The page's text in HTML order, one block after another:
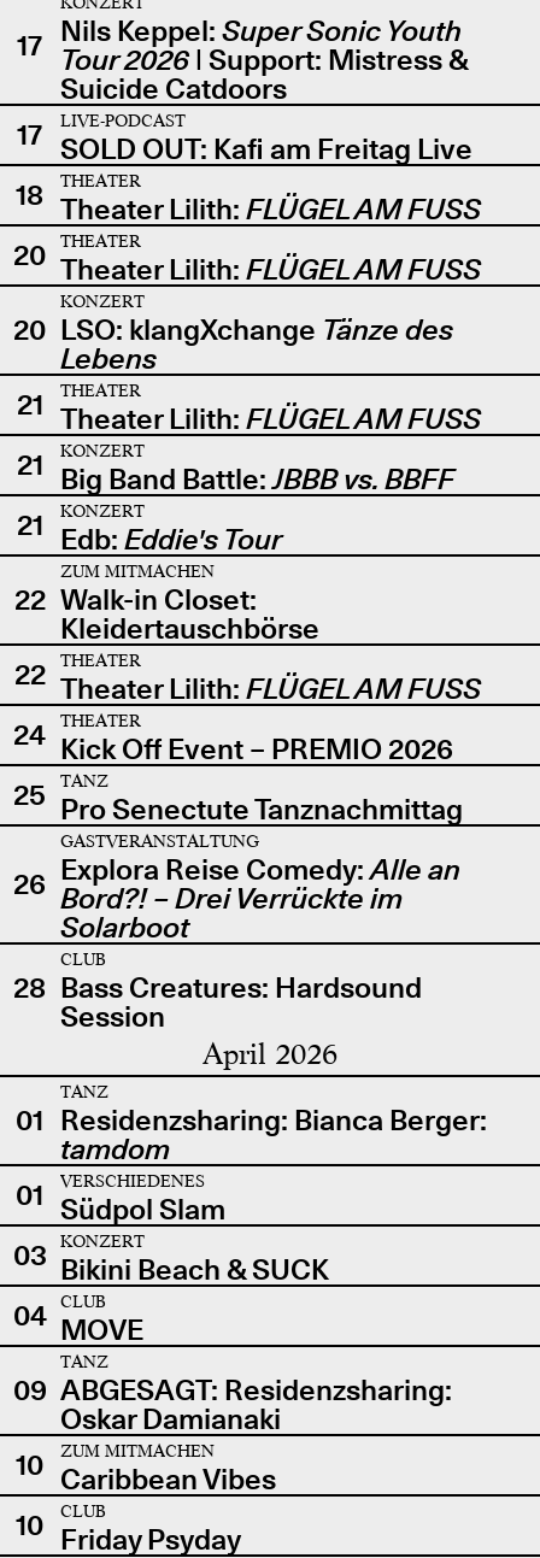
17 Nils Keppel: Super Sonic Youth
Tour 2026| Support: Mistress &
Suicide Catdoors
17
LIVE-PODCAST
SOLD OUT: Kafi am Freitag Live
18
THEATER
Theater Lilith: FLÜGEL AM FUSS
20
THEATER
Theater Lilith: FLÜGEL AM FUSS
20
KONZERT
LSO: klangXchange Tänze des
Lebens
21
THEATER
Theater Lilith: FLÜGEL AM FUSS
21
KONZERT
Big Band Battle:JBBB vs. BBFF
21
KONZERT
Edb: Eddie's Tour
22
ZUM MITMACHEN
Walk-in Closet:
Kleidertauschbörse
22
THEATER
Theater Lilith: FLÜGEL AM FUSS
24
THEATER
Kick Off Event – PREMIO 2026
25
TANZ
Pro Senectute Tanznachmittag
26
GASTVERANSTALTUNG
Explora Reise Comedy:Alle an
Bord?! – Drei Verrückte im
Solarboot
28
CLUB
Bass Creatures: Hardsound
Session
April 2026
01
TANZ
Residenzsharing: Bianca Berger:
tamdom
01
VERSCHIEDENES
Südpol Slam
03
KONZERT
Bikini Beach & SUCK
04
CLUB
MOVE
09
TANZ
ABGESAGT: Residenzsharing:
Oskar Damianaki
10
ZUM MITMACHEN
Caribbean Vibes
10
CLUB
Friday Psyday